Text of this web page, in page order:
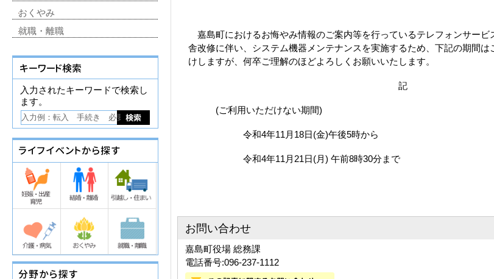
嘉島町におけるお悔やみ情報のご案内等を行っているテレフォンサー
舎改修に伴い、システム機器メンテナンスを実施するため、下記の期間
けしますが、何卒ご理解のほどよろしくお願いいたします。
記
(ご利用いただけない期間)
令和4年11月18日(金)午後5時から
令和4年11月21日(月) 午前8時30分まで
お問い合わせ
嘉島町役場 総務課
電話番号:096-237-1112
おくやみ
就職・離職
入力されたキーワードで検索し
ます。